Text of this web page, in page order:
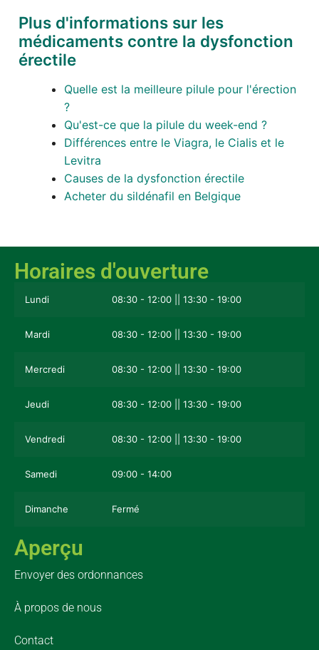
Plus d'informations sur les
médicaments contre la dysfonction
érectile
Quelle est la meilleure pilule pour l'érection
?
Qu'est-ce que la pilule du week-end ?
Différences entre le Viagra, le Cialis et le
Levitra
Causes de la dysfonction érectile
Acheter du sildénafil en Belgique
Horaires d'ouverture
Lundi 08:30 - 12:00 || 13:30 - 19:00
Mardi 08:30 - 12:00 || 13:30 - 19:00
Mercredi 08:30 - 12:00 || 13:30 - 19:00
Jeudi 08:30 - 12:00 || 13:30 - 19:00
Vendredi 08:30 - 12:00 || 13:30 - 19:00
Samedi 09:00 - 14:00
Dimanche Fermé
Aperçu
Envoyer des ordonnances
À propos de nous
Contact